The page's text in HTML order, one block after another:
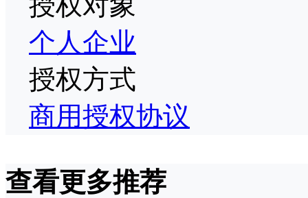
个人企业
授权方式
商用授权协议
查看更多推荐